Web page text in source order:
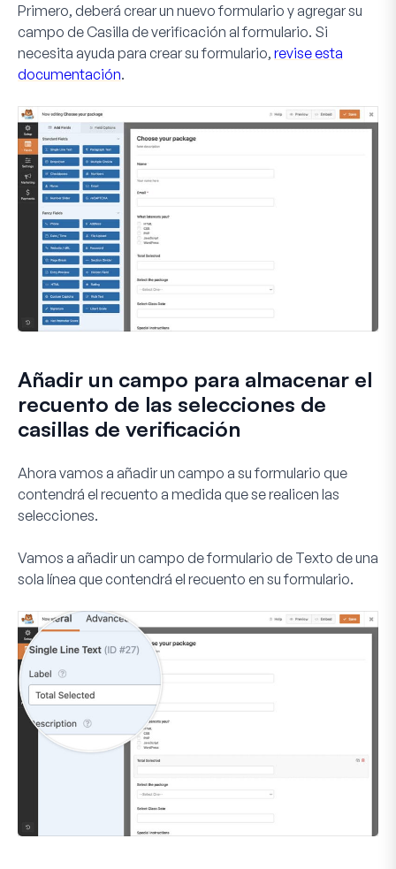
Primero, deberá crear un nuevo formulario y agregar su
campo de Casilla de verificación al formulario. Si
necesita ayuda para crear su formulario, revise esta
documentación.
Añadir un campo para almacenar el
recuento de las selecciones de
casillas de verificación
Ahora vamos a añadir un campo a su formulario que
contendrá el recuento a medida que se realicen las
selecciones.
Vamos a añadir un campo de formulario de Texto de una
sola línea que contendrá el recuento en su formulario.